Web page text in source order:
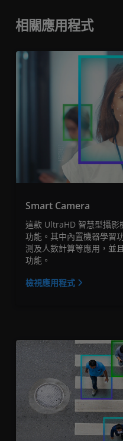
相關應用程式
Smart Camera
這款 UltraHD 智慧型攝影
功能。其中內置機器學習
測及人數計算等應用，並
功能。
檢視應用程式